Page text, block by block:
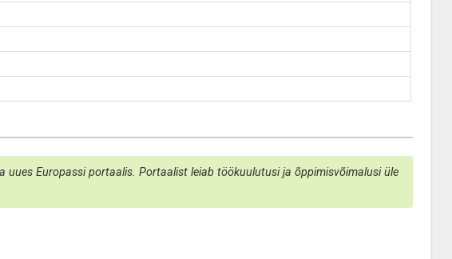
Europassi portaalis. Portaalist leiab töökuulutusi ja õppimisvõimalusi üle